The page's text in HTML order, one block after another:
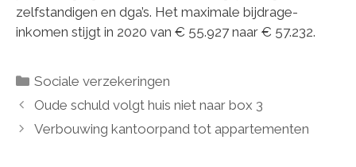
zelfstandigen en dga’s. Het maximale bijdrage-
inkomen stijgt in 2020 van € 55.927 naar € 57.232.
Categorieën
Sociale verzekeringen
Oude schuld volgt huis niet naar box 3
Verbouwing kantoorpand tot appartementen